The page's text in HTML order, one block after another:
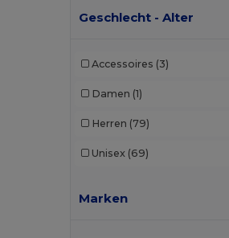
Geschlecht - Alter
Accessoires (3)
Damen (1)
Herren (79)
Unisex (69)
Marken